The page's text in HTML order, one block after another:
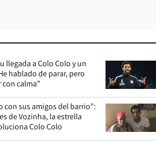
llegada a Colo Colo y un
hablado de parar, pero
calma”
con sus amigos del barrio”:
de Vozinha, la estrella
Colo Colo